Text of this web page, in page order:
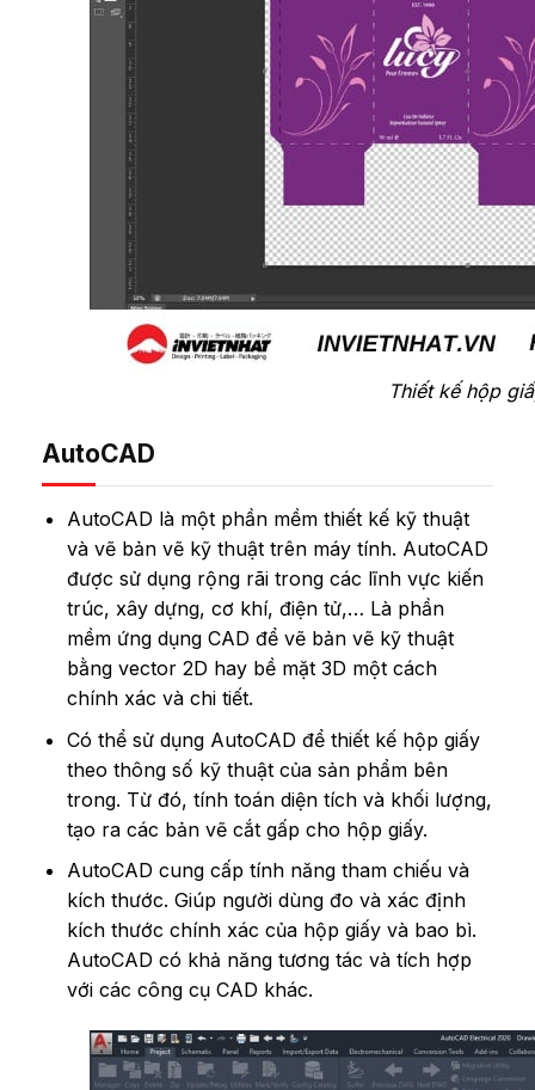
Thiết kế hộp
AutoCAD
AutoCAD là một phần mềm thiết kế kỹ thuật
và vẽ bản vẽ kỹ thuật trên máy tính. AutoCAD
được sử dụng rộng rãi trong các lĩnh vực kiến
trúc, xây dựng, cơ khí, điện tử,… Là phần
mềm ứng dụng CAD để vẽ bản vẽ kỹ thuật
bằng vector 2D hay bề mặt 3D một cách
chính xác và chi tiết.
Có thể sử dụng AutoCAD để thiết kế hộp giấy
theo thông số kỹ thuật của sản phẩm bên
trong. Từ đó, tính toán diện tích và khối lượng,
tạo ra các bản vẽ cắt gấp cho hộp giấy.
AutoCAD cung cấp tính năng tham chiếu và
kích thước. Giúp người dùng đo và xác định
kích thước chính xác của hộp giấy và bao bì.
AutoCAD có khả năng tương tác và tích hợp
với các công cụ CAD khác.